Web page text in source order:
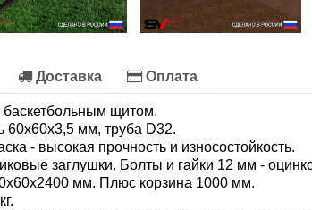
Доставка Оплата
баскетбольным щитом.
60х60х3,5 мм, труба D32.
- высокая прочность и износостойкость.
заглушки. Болты и гайки 12 мм -
мм. Плюс корзина 1000 мм.